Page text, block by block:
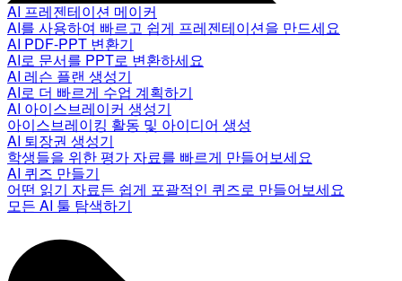
AI 프레젠테이션 메이커
AI를 사용하여 빠르고 쉽게 프레젠테이션을 만드세요
AI PDF-PPT 변환기
AI로 문서를 PPT로 변환하세요
AI 레슨 플랜 생성기
AI로 더 빠르게 수업 계획하기
AI 아이스브레이커 생성기
아이스브레이킹 활동 및 아이디어 생성
AI 퇴장권 생성기
학생들을 위한 평가 자료를 빠르게 만들어보세요
AI 퀴즈 만들기
어떤 읽기 자료든 쉽게 포괄적인 퀴즈로 만들어보세요
모든 AI 툴 탐색하기